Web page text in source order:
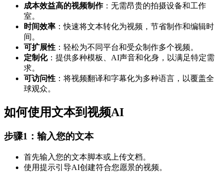
成本效益高的视频制作：无需昂贵的拍摄设备和工作
室。
时间效率 ：快速将文本转化为视频，节省制作和编辑时
间。
可扩展性 ：轻松为不同平台和受众制作多个视频。
定制化：提供多种模板、AI声音和化身，以满足特定需
求。
可访问性 ：将视频翻译和字幕化为多种语言，以覆盖全
球观众。
如何使用文本到视频AI
步骤1：输入您的文本
首先输入您的文本脚本或上传文档。
使用提示引导AI创建符合您愿景的视频。